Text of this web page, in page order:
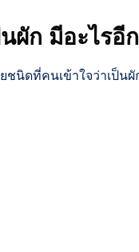
ผัก มีอะไรอี
นิดที่คนเข้าใจว่าเป็นผั